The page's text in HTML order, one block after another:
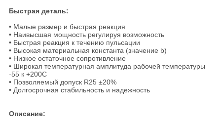
Быстрая деталь:
• Малые размер и быстрая реакция
• Наивысшая мощность регулируя возможность
• Быстрая реакция к течению пульсации
• Высокая материальная константа (значение b)
• Низкое остаточное сопротивление
• Широкая температурная амплитуда рабочей температуры
-55 к +200C
• Позволяемый допуск R25 ±20%
• Долгосрочная стабильность и надежность
Описание: